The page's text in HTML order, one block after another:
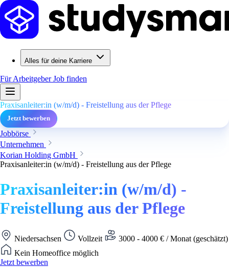
Alles für deine Karriere
Für ArbeitgeberJob finden
Praxisanleiter:in (w/m/d) - Freistellung aus der Pflege
Jetzt bewerben
Jobbörse
Unternehmen
Korian Holding GmbH
Praxisanleiter:in (w/m/d) - Freistellung aus der Pflege
Praxisanleiter:in (w/m/d) -
Freistellung aus der Pflege
Niedersachsen Vollzeit
3000 - 4000 € / Monat (geschätzt)
Kein Homeoffice möglich
Jetzt bewerben